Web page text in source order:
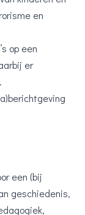
en
op een
er
een (bij
geschiedenis,